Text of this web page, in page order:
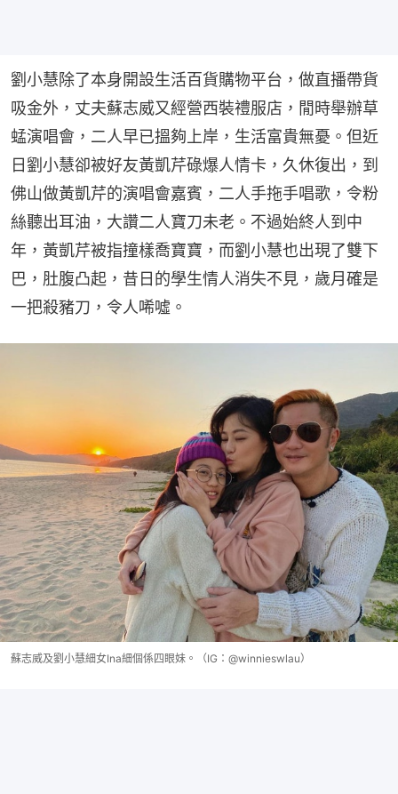
劉小慧除了本身開設生活百貨購物平台，做直播帶貨
吸金外，丈夫蘇志威又經營西裝禮服店，閒時舉辦草
蜢演唱會，二人早已搵夠上岸，生活富貴無憂。但近
日劉小慧卻被好友黃凱芹碌爆人情卡，久休復出，到
佛山做黃凱芹的演唱會嘉賓，二人手拖手唱歌，令粉
絲聽出耳油，大讚二人寶刀未老。不過始終人到中
年，黃凱芹被指撞樣喬寶寶，而劉小慧也出現了雙下
巴，肚腹凸起，昔日的學生情人消失不見，歲月確是
一把殺豬刀，令人唏噓。
蘇志威及劉小慧細女Ina細個係四眼妹。（IG：@winnieswlau）